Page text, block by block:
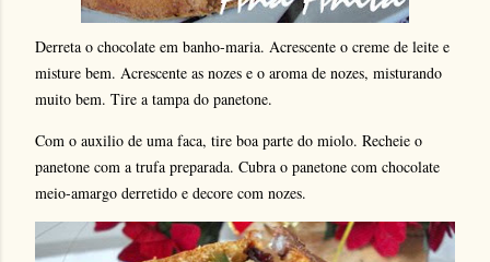
Derreta o chocolate em banho-maria. Acrescente o creme de leite e
misture bem. Acrescente as nozes e o aroma de nozes, misturando
muito bem. Tire a tampa do panetone.
Com o auxilio de uma faca, tire boa parte do miolo. Recheie o
panetone com a trufa preparada. Cubra o panetone com chocolate
meio-amargo derretido e decore com nozes.